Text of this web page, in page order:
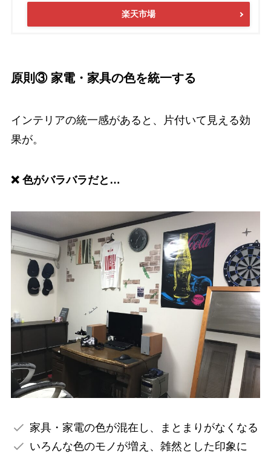
楽天市場
原則③ 家電・家具の色を統一する
インテリアの統一感があると、片付いて見える効
果が。
❌ 色がバラバラだと…
家具・家電の色が混在し、まとまりがなくなる
いろんな色のモノが増え、雑然とした印象に